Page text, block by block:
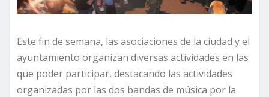
Este fin de semana, las asociaciones de la ciudad y el
ayuntamiento organizan diversas actividades en las
que poder participar, destacando las actividades
organizadas por las dos bandas de música por la